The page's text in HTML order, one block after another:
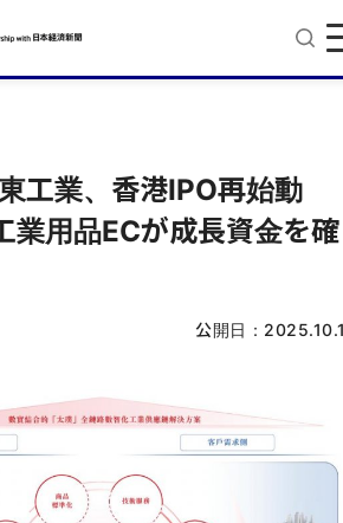
工業、香港IPO再始動
業用品ECが成長資金を確
公開日：